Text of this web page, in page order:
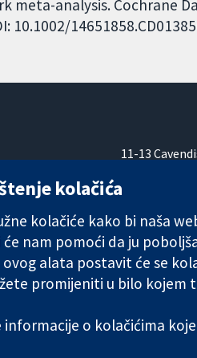
meta-analysis. Cochrane
10.1002/
11-13
W1G 0AN
and a company limited by
kolačića
kolačiće kako bi naša
će nam pomoći da ju
alata postavit će se
promijeniti u bilo kojem
informacije o kolačićima